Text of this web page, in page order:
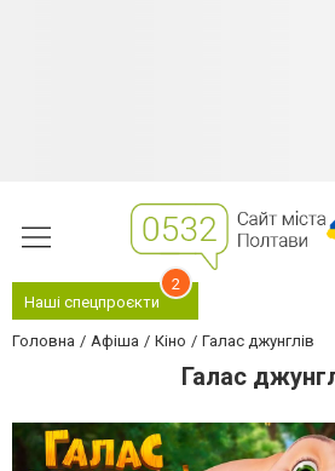
Наші спецпроєкти
2
Головна Афіша Кіно Галас джунглів
Галас